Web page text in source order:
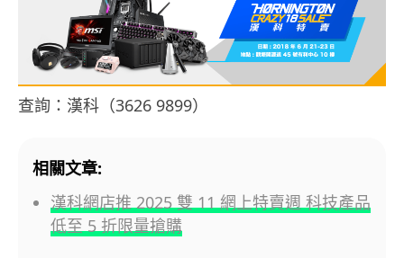
查詢：漢科（3626 9899）
相關文章:
漢科網店推 2025 雙 11 網上特賣週 科技產品
低至 5 折限量搶購